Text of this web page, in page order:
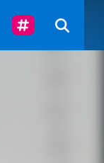
Suivez-Nous